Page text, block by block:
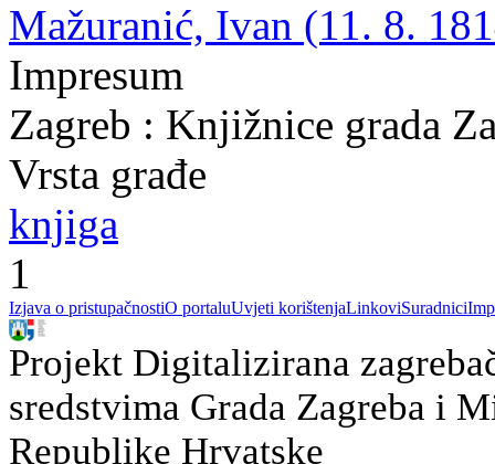
Mažuranić, Ivan (11. 8.
Impresum
Zagreb : Knjižnice grada
Vrsta građe
knjiga
1
Izjava o pristupačnostiO portaluUvjeti korištenjaLinkoviSuradnici
Projekt Digitalizirana
sredstvima Grada Zagreba i
Republike Hrvatske